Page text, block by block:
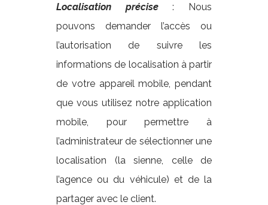
Localisation précise: Nous
pouvons demander l’accès ou
l’autorisation de suivre les
informations de localisation à partir
de votre appareil mobile, pendant
que vous utilisez notre application
mobile, pour permettre à
l’administrateur de sélectionner une
localisation (la sienne, celle de
l’agence ou du véhicule) et de la
partager avec le client.